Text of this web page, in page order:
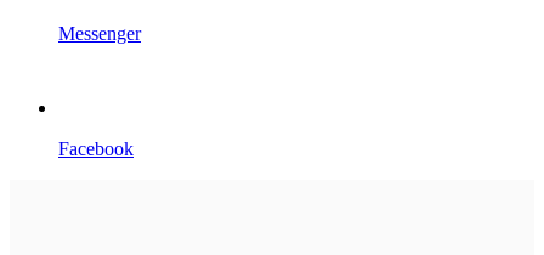
Messenger
Facebook